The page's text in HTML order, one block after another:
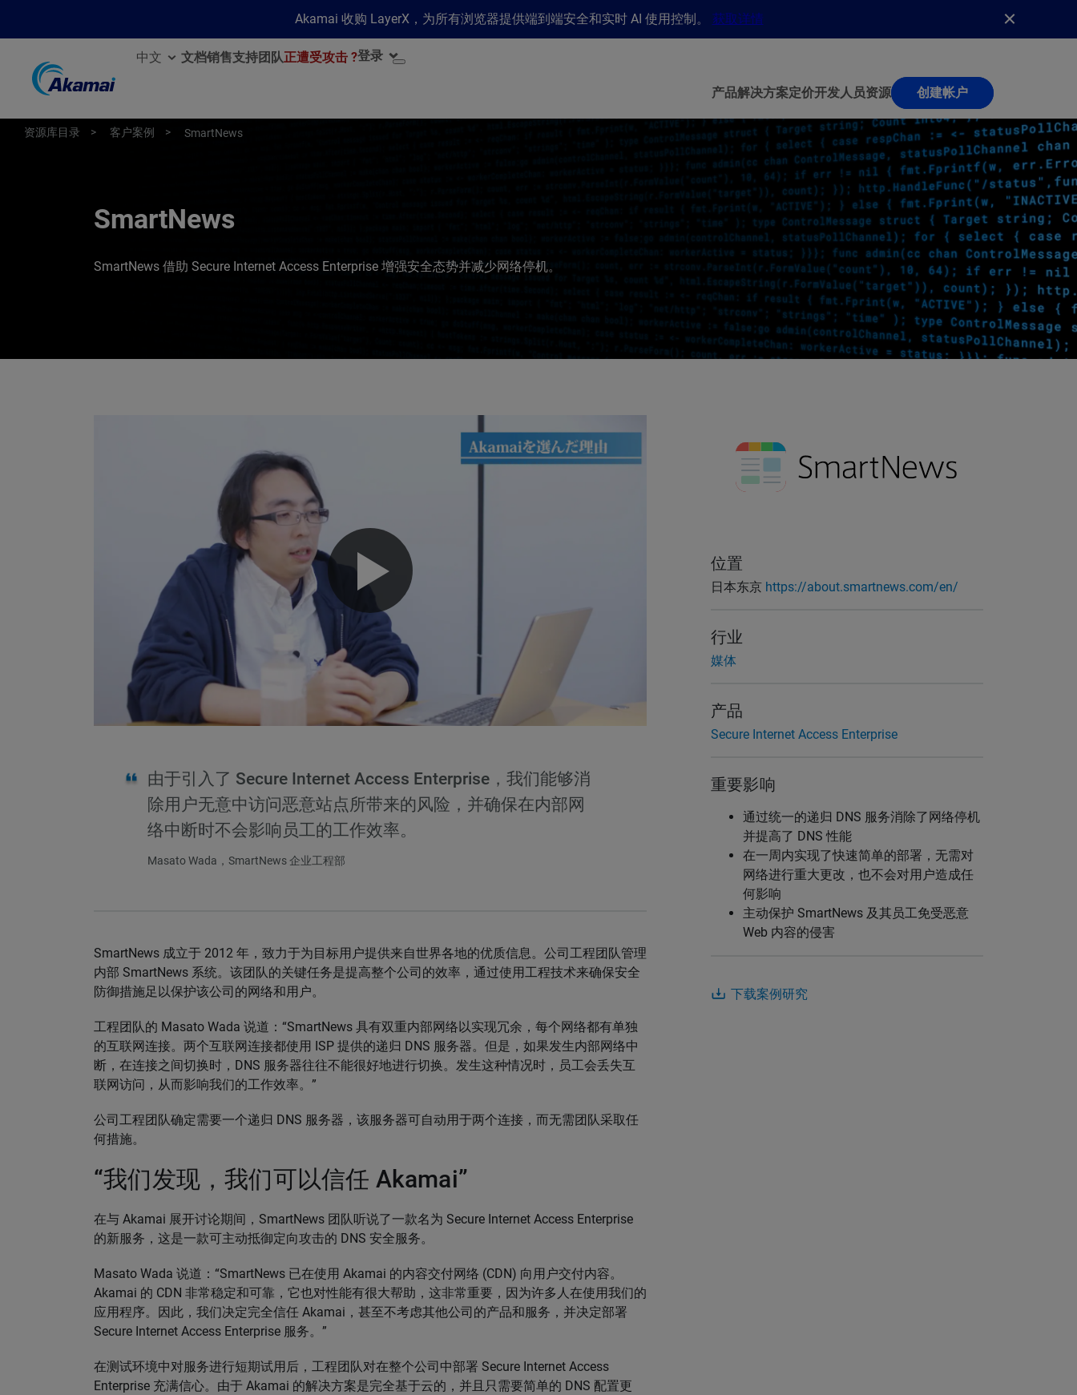
Akamai 收购 LayerX，为所有浏览器提供端到端安全和实时 AI 使用控制。 获取详情
中文 文档销售支持团队正遭受攻击 ?登录
产品解决方案定价开发人员资源 创建帐户
资源库目录 客户案例 SmartNews
SmartNews
SmartNews 借助 Secure Internet Access Enterprise 增强安全态势并减少网络停机。
由于引入了 Secure Internet Access Enterprise，我们能够消
除用户无意中访问恶意站点所带来的风险，并确保在内部网
络中断时不会影响员工的工作效率。
Masato Wada，SmartNews 企业工程部
SmartNews 成立于 2012 年，致力于为目标用户提供来自世界各地的优质信息。公司工程团队管理
内部 SmartNews 系统。该团队的关键任务是提高整个公司的效率，通过使用工程技术来确保安全
防御措施足以保护该公司的网络和用户。
工程团队的 Masato Wada 说道：“SmartNews 具有双重内部网络以实现冗余，每个网络都有单独
的互联网连接。两个互联网连接都使用 ISP 提供的递归 DNS 服务器。但是，如果发生内部网络中
断，在连接之间切换时，DNS 服务器往往不能很好地进行切换。发生这种情况时，员工会丢失互
联网访问，从而影响我们的工作效率。”
公司工程团队确定需要一个递归 DNS 服务器，该服务器可自动用于两个连接，而无需团队采取任
何措施。
“我们发现，我们可以信任 Akamai”
在与 Akamai 展开讨论期间，SmartNews 团队听说了一款名为 Secure Internet Access Enterprise
的新服务，这是一款可主动抵御定向攻击的 DNS 安全服务。
Masato Wada 说道：“SmartNews 已在使用 Akamai 的内容交付网络 (CDN) 向用户交付内容。
Akamai 的 CDN 非常稳定和可靠，它也对性能有很大帮助，这非常重要，因为许多人在使用我们的
应用程序。因此，我们决定完全信任 Akamai，甚至不考虑其他公司的产品和服务，并决定部署
Secure Internet Access Enterprise 服务。”
在测试环境中对服务进行短期试用后，工程团队对在整个公司中部署 Secure Internet Access
Enterprise 充满信心。由于 Akamai 的解决方案是完全基于云的，并且只需要简单的 DNS 配置更
位置
日本东京 https://about.smartnews.com/en/
行业
媒体
产品
Secure Internet Access Enterprise
重要影响
通过统一的递归 DNS 服务消除了网络停机
并提高了 DNS 性能
在一周内实现了快速简单的部署，无需对
网络进行重大更改，也不会对用户造成任
何影响
主动保护 SmartNews 及其员工免受恶意
Web 内容的侵害
下载案例研究